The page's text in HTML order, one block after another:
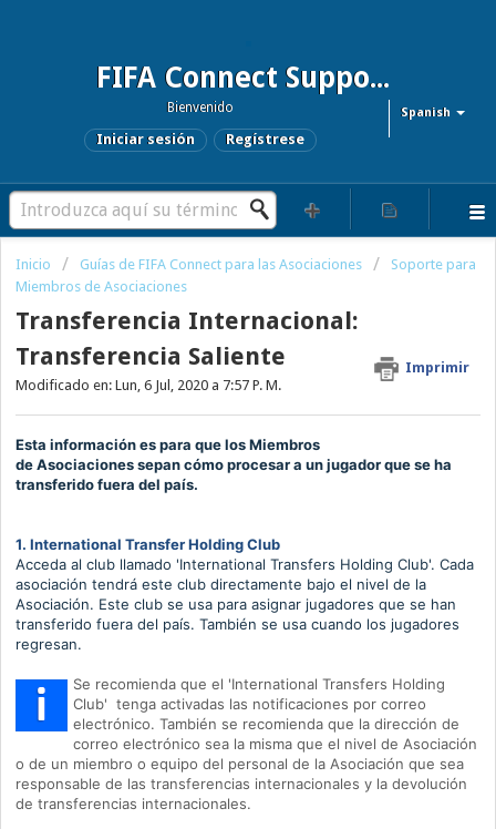
FIFA Connect Support and FCMS Support
Spanish
Bienvenido
Iniciar sesión Regístrese
Inicio Guías de FIFA Connect para las Asociaciones
Soporte para
Miembros de Asociaciones
Transferencia Internacional:
Transferencia Saliente
Imprimir
Modificado en: Lun, 6 Jul, 2020 a 7:57 P. M.
Esta información es para que losMiembros
deAsociacionessepan cómo procesar a un jugador que se ha
transferido fuera del país.
1. International Transfer Holding Club
Acceda al club llamado 'International Transfers Holding Club'. Cada
asociación tendrá este club directamente bajo el nivel de la
Asociación. Este club se usa para asignar jugadores que se han
transferido fuera del país. También se usa cuando los jugadores
regresan.
Se recomienda que el 'International Transfers Holding
Club' tenga activadas las notificaciones por correo
electrónico. También se recomienda que la dirección de
correo electrónico sea la misma que el nivel de Asociación
o de un miembro o equipo del personal de la Asociación que sea
responsable de las transferencias internacionales y la devolución
de transferencias internacionales.